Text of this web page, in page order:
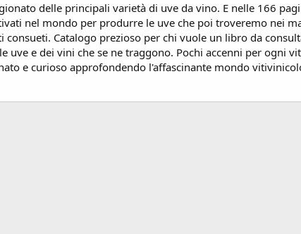
delle principali varietà di uve da vino. E nelle 166
nel mondo per produrre le uve che poi troveremo nei
consueti. Catalogo prezioso per chi vuole un libro da
uve e dei vini che se ne traggono. Pochi accenni per ogni
e curioso approfondendo l'affascinante mondo